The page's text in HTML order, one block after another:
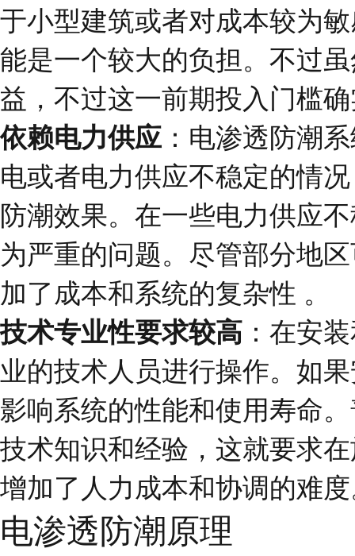
于小型建筑或者对成本较为
能是一个较大的负担。不过
益，不过这一前期投入门槛
依赖电力供应 ：电渗透防潮
电或者电力供应不稳定的情
防潮效果。在一些电力供应
为严重的问题。尽管部分地
加了成本和系统的复杂性 。
技术专业性要求较高 ：在安
业的技术人员进行操作。如
影响系统的性能和使用寿命
技术知识和经验，这就要求
增加了人力成本和协调的难
电渗透防潮原理